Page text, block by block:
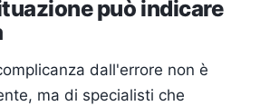
può indicare
dall'errore non è
ma di specialisti che